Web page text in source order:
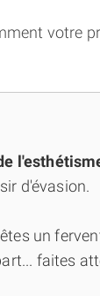
votre
d'évasion.
un
faites